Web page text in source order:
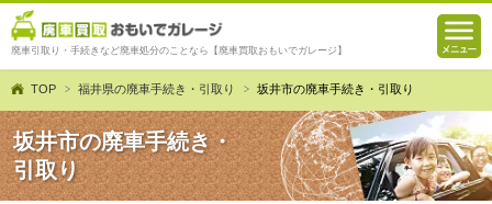
廃車引取り・手続きなど廃車処分のことなら【廃車買取おもいでガレージ】
TOP 福井県の廃車手続き・引取り 坂井市の廃車手続き・引取り
坂井市の廃車手続き・
引取り